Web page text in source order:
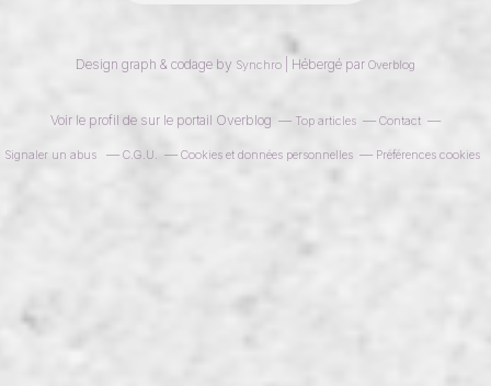
Design graph & codage by Synchro | Hébergé par Overblog
Voir le profil de sur le portail Overblog Top articles Contact
Signaler un abus C.G.U. Cookies et données personnelles Préférences cookies